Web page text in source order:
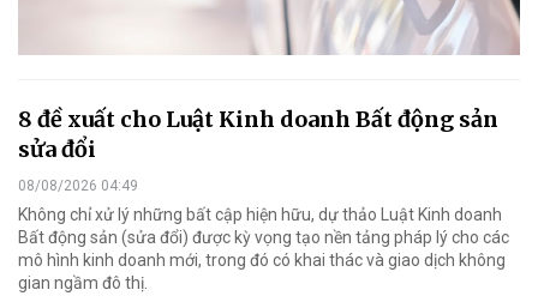
8 đề xuất cho Luật Kinh doanh Bất động sản
sửa đổi
08/08/2026 04:49
Không chỉ xử lý những bất cập hiện hữu, dự thảo Luật Kinh doanh
Bất động sản (sửa đổi) được kỳ vọng tạo nền tảng pháp lý cho các
mô hình kinh doanh mới, trong đó có khai thác và giao dịch không
gian ngầm đô thị.